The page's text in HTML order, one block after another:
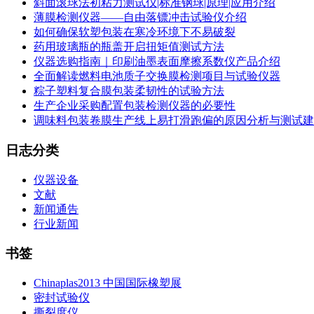
斜面滚球法初粘力测试仪|标准钢球|原理|应用介绍
薄膜检测仪器——自由落镖冲击试验仪介绍
如何确保软塑包装在寒冷环境下不易破裂
药用玻璃瓶的瓶盖开启扭矩值测试方法
仪器选购指南｜印刷油墨表面摩擦系数仪产品介绍
全面解读燃料电池质子交换膜检测项目与试验仪器
粽子塑料复合膜包装柔韧性的试验方法
生产企业采购配置包装检测仪器的必要性
调味料包装卷膜生产线上易打滑跑偏的原因分析与测试
日志分类
仪器设备
文献
新闻通告
行业新闻
书签
Chinaplas2013 中国国际橡塑展
密封试验仪